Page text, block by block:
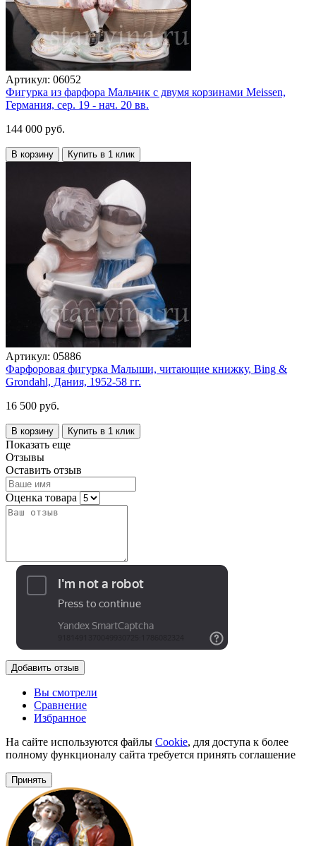
Артикул: 06052
Фигурка из фарфора Мальчик с двумя корзинами Meissen,
Германия, сер. 19 - нач. 20 вв.
144 000 руб.
В корзину Купить в 1 клик
Артикул: 05886
Фарфоровая фигурка Малыши, читающие книжку, Bing &
Grondahl, Дания, 1952-58 гг.
16 500 руб.
В корзину Купить в 1 клик
Показать еще
Отзывы
Оставить отзыв
Оценка товара
Добавить отзыв
Вы смотрели
Сравнение
Избранное
На сайте используются файлы Cookie, для доступа к более
полному функционалу сайта требуется принять соглашение
Принять